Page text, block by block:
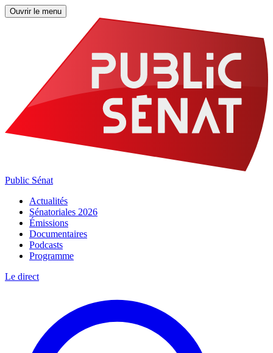
Ouvrir le menu
Public Sénat
Actualités
Sénatoriales 2026
Émissions
Documentaires
Podcasts
Programme
Le direct